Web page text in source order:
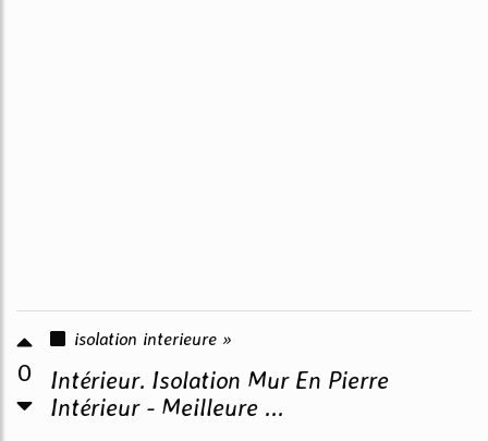
0
isolation interieure »
Intérieur. Isolation Mur En Pierre
Intérieur - Meilleure ...